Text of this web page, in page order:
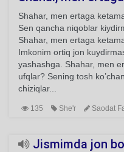
Shahar, men ertaga
Sen qancha niqoblar
Shahar, men ertaga
Imkonim ortiq jon
yashashga. Shahar, men
ufqlar? Sening tosh
chiziqlar...
135 She'r Saodat
Jismimda jon